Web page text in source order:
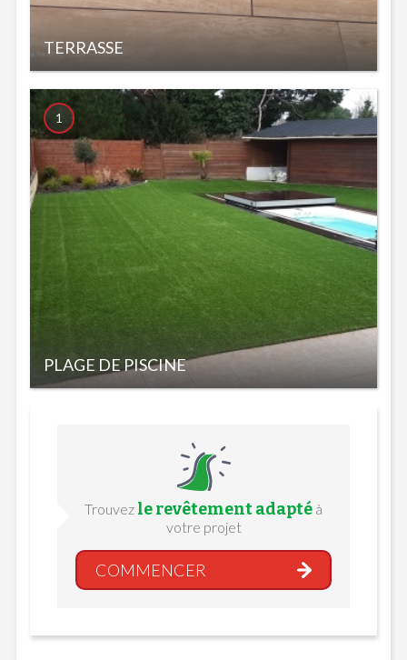
TERRASSE
PLAGE DE PISCINE
1
Trouvez le revêtement adapté à
votre projet
COMMENCER